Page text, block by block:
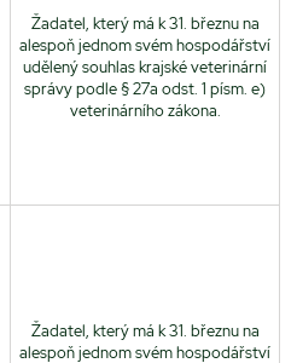
Žadatel, který má k 31. březnu na
alespoň jednom svém hospodářství
udělený souhlas krajské veterinární
správy podle § 27a odst. 1 písm. e)
veterinárního zákona.
Žadatel, který má k 31. březnu na
alespoň jednom svém hospodářství